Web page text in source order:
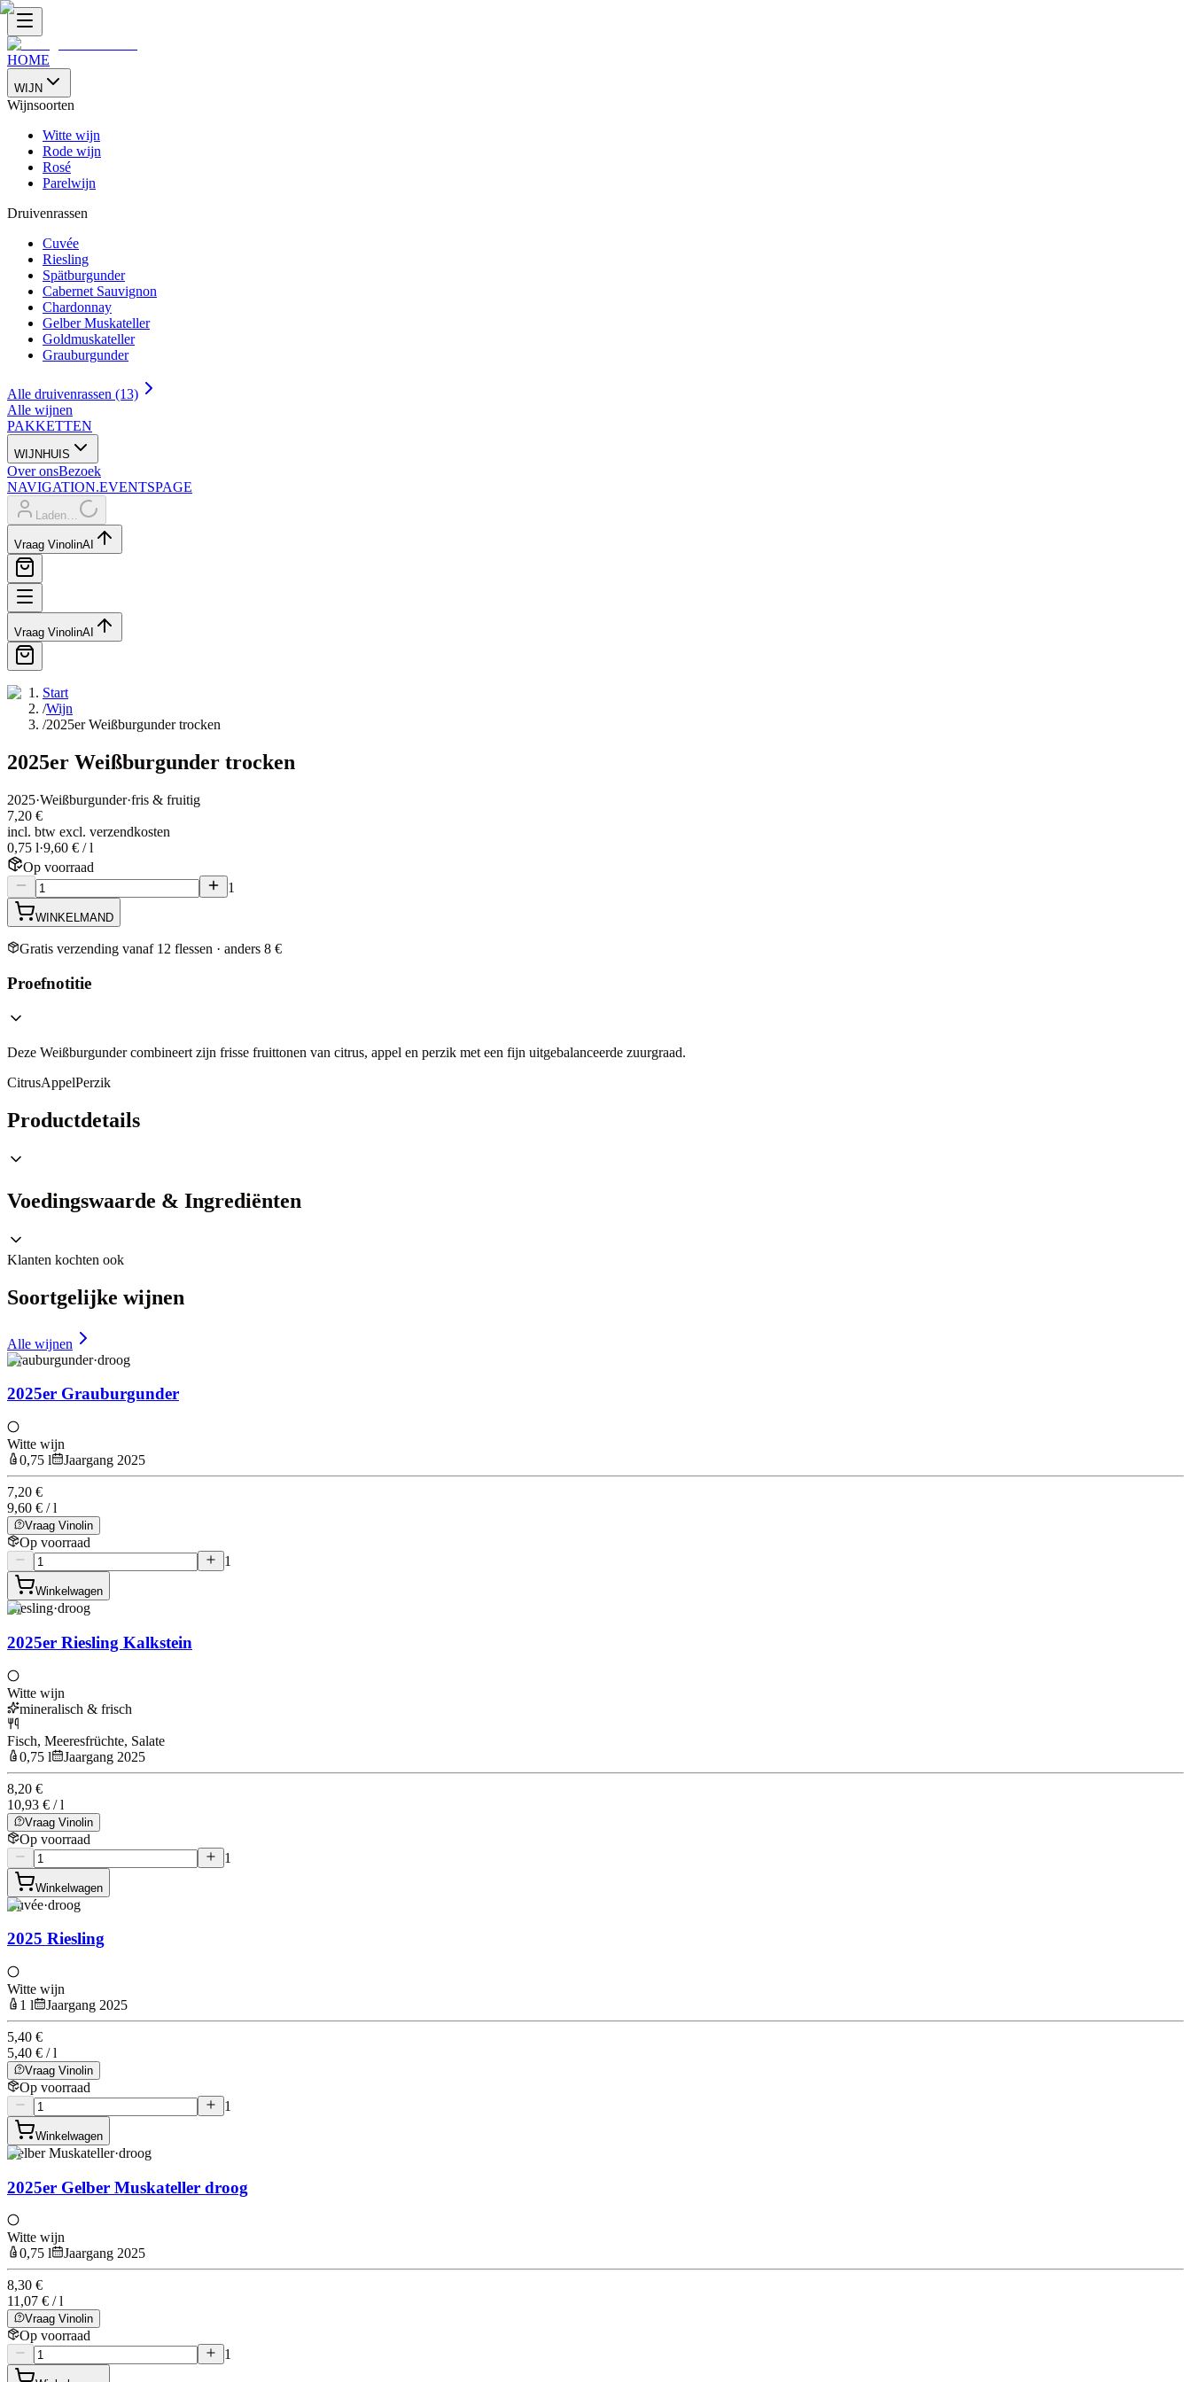
HOME
WIJN
Wijnsoorten
Witte wijn
Rode wijn
Rosé
Parelwijn
Druivenrassen
Cuvée
Riesling
Spätburgunder
Cabernet Sauvignon
Chardonnay
Gelber Muskateller
Goldmuskateller
Grauburgunder
Alle druivenrassen (13)
Alle wijnen
PAKKETTEN
WIJNHUIS
Over onsBezoek
NAVIGATION.EVENTSPAGE
Laden…
Vraag VinolinAI
Vraag VinolinAI
Start
/Wijn
/2025er Weißburgunder trocken
2025er Weißburgunder trocken
2025·Weißburgunder·fris & fruitig
7,20 €
incl. btw excl. verzendkosten
0,75 l·9,60 € / l
Op voorraad
1
WINKELMAND
Gratis verzending vanaf 12 flessen · anders 8 €
Proefnotitie
Deze Weißburgunder combineert zijn frisse fruittonen van citrus, appel en perzik met een fijn uitgebalanceerde zuurgraad.
CitrusAppelPerzik
Productdetails
Voedingswaarde & Ingrediënten
Klanten kochten ook
Soortgelijke wijnen
Alle wijnen
Grauburgunder·droog
2025er Grauburgunder
Witte wijn
0,75 l
Jaargang 2025
7,20 €
9,60 € / l
Vraag Vinolin
Op voorraad
1
Winkelwagen
Riesling·droog
2025er Riesling Kalkstein
Witte wijn
mineralisch & frisch
Fisch, Meeresfrüchte, Salate
0,75 l
Jaargang 2025
8,20 €
10,93 € / l
Vraag Vinolin
Op voorraad
1
Winkelwagen
Cuvée·droog
2025 Riesling
Witte wijn
1 l
Jaargang 2025
5,40 €
5,40 € / l
Vraag Vinolin
Op voorraad
1
Winkelwagen
Gelber Muskateller·droog
2025er Gelber Muskateller droog
Witte wijn
0,75 l
Jaargang 2025
8,30 €
11,07 € / l
Vraag Vinolin
Op voorraad
1